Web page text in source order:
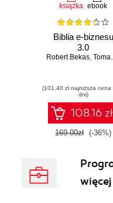
książka ebook
Biblia e-biznesu
3.0
Robert Bekas, Tomasz Burcon
(101,40 zł najniższa cena
dni)
108.16 zł
169.00zł (-36%)